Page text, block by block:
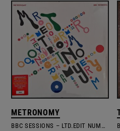
METRONOMY
BBC SESSIONS – LTD.EDIT NUMBERED VINYL